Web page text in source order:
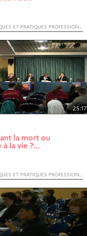
POLITIQUES PUBLIQUES ET PRATIQUES PROFESSIONNELLES FACE AUX INÉGALITÉS SOCIALES DE SANTÉ (COLLOQUE INTERNATIONAL)
25:17
la mort ou
la vie ?...
POLITIQUES PUBLIQUES ET PRATIQUES PROFESSIONNELLES FACE AUX INÉGALITÉS SOCIALES DE SANTÉ (COLLOQUE INTERNATIONAL)